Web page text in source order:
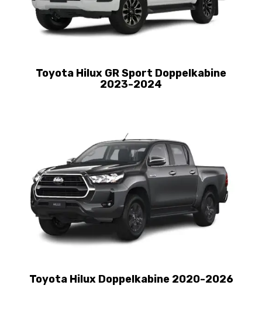
Toyota Hilux GR Sport Doppelkabine
2023-2024
Toyota Hilux Doppelkabine 2020-2026